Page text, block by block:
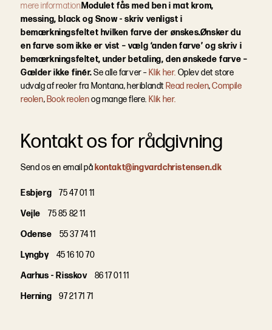
mere information.Modulet fås med ben i mat krom,
messing, black og Snow - skriv venligst i
bemærkningsfeltet hvilken farve der ønskes.Ønsker du
en farve som ikke er vist – vælg ‘anden farve’ og skriv i
bemærkningsfeltet, under betaling, den ønskede farve –
Gælder ikke finér.Se alle farver – Klik her. Oplev det store
udvalg af reoler fra Montana, heriblandt Read reolen,Compile
reolen, Book reolenog mange flere. Klik her.
Kontakt os for rådgivning
Send os en email på kontakt@ingvardchristensen.dk
Esbjerg
75 47 01 11
Vejle
75 85 82 11
Odense
55 37 74 11
Lyngby
45 16 10 70
Aarhus - Risskov
86 17 01 11
Herning
97 21 71 71